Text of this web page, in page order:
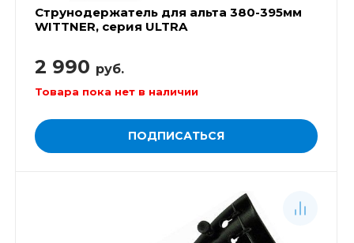
Струнодержатель для альта 380-395мм
WITTNER, серия ULTRA
2 990 руб.
Товара пока нет в наличии
ПОДПИСАТЬСЯ